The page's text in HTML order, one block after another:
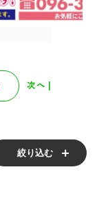
次へ |
絞り込む